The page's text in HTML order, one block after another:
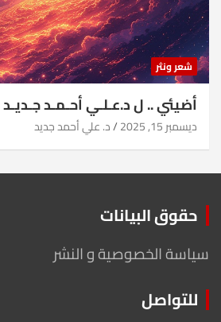
شعر ونثر
أضيئي .. ل د.عـلـي أحـمـد جـديـد
ديسمبر 15, 2025 د. علي أحمد جديد
حقوق البيانات
سياسة الخصوصية و النشر
للتواصل